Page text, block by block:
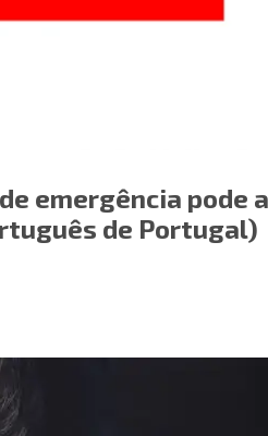
emergência pode
de Portugal)